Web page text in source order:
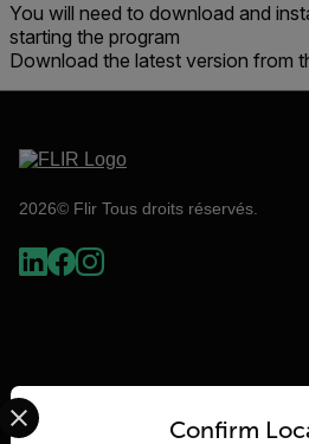
You will need to download and
starting the program
Download the latest version from
2026© Flir Tous droits réservés.
Confirm
Select your preferred country